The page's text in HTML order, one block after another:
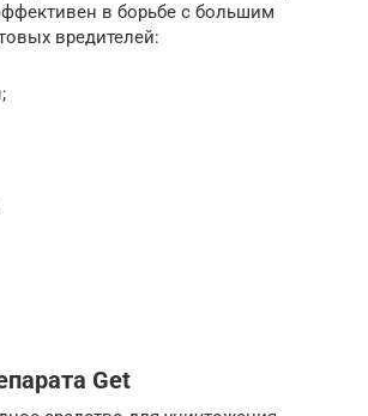
в борьбе с большим
вредителей:
Get